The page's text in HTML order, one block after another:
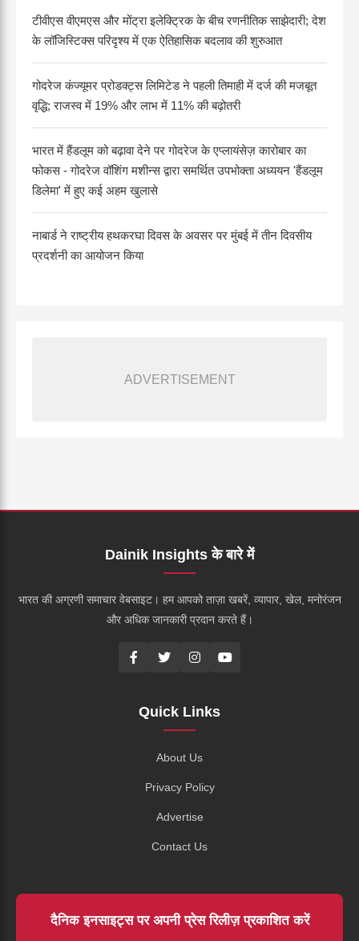
टीवीएस वीएमएस और मोंट्रा इलेक्ट्रिक के बीच रणनीतिक साझेदारी; देश
के लॉजिस्टिक्स परिदृश्य में एक ऐतिहासिक बदलाव की शुरुआत
गोदरेज कंज्यूमर प्रोडक्ट्स लिमिटेड ने पहली तिमाही में दर्ज की मजबूत
वृद्धि; राजस्व में 19% और लाभ में 11% की बढ़ोतरी
भारत में हैंडलूम को बढ़ावा देने पर गोदरेज के एप्लायंसेज़ कारोबार का
फोकस - गोदरेज वॉशिंग मशीन्स द्वारा समर्थित उपभोक्ता अध्ययन 'हैंडलूम
डिलेमा' में हुए कई अहम खुलासे
नाबार्ड ने राष्ट्रीय हथकरघा दिवस के अवसर पर मुंबई में तीन दिवसीय
प्रदर्शनी का आयोजन किया
ADVERTISEMENT
Dainik Insights के बारे में
भारत की अग्रणी समाचार वेबसाइट। हम आपको ताज़ा खबरें, व्यापार, खेल, मनोरंजन
और अधिक जानकारी प्रदान करते हैं।
Quick Links
About Us
Privacy Policy
Advertise
Contact Us
दैनिक इनसाइट्स पर अपनी प्रेस रिलीज़ प्रकाशित करें